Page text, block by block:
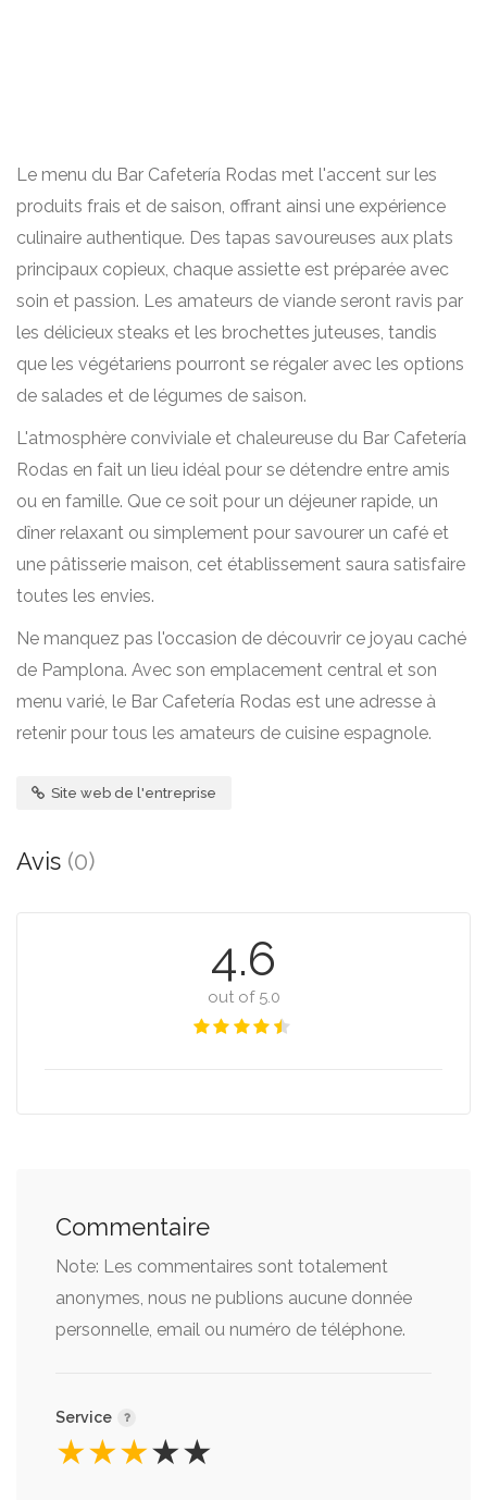
Le menu du Bar Cafetería Rodas met l'accent sur les
produits frais et de saison, offrant ainsi une expérience
culinaire authentique. Des tapas savoureuses aux plats
principaux copieux, chaque assiette est préparée avec
soin et passion. Les amateurs de viande seront ravis par
les délicieux steaks et les brochettes juteuses, tandis
que les végétariens pourront se régaler avec les options
de salades et de légumes de saison.
L'atmosphère conviviale et chaleureuse du Bar Cafetería
Rodas en fait un lieu idéal pour se détendre entre amis
ou en famille. Que ce soit pour un déjeuner rapide, un
dîner relaxant ou simplement pour savourer un café et
une pâtisserie maison, cet établissement saura satisfaire
toutes les envies.
Ne manquez pas l'occasion de découvrir ce joyau caché
de Pamplona. Avec son emplacement central et son
menu varié, le Bar Cafetería Rodas est une adresse à
retenir pour tous les amateurs de cuisine espagnole.
Site web de l'entreprise
Avis (0)
4.6
out of 5.0
Commentaire
Note: Les commentaires sont totalement
anonymes, nous ne publions aucune donnée
personnelle, email ou numéro de téléphone.
Service
★
★
★
★
★